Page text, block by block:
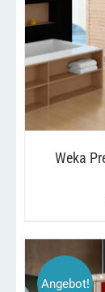
Weka
Angebot!